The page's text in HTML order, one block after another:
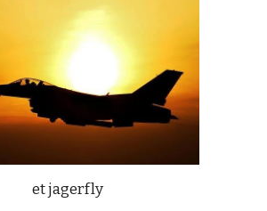
et jagerfly